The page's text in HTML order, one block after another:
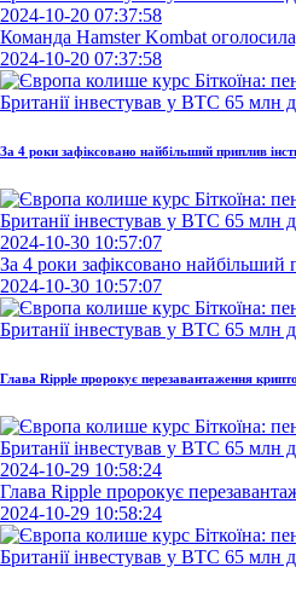
2024-10-20 07:37:58
Команда Hamster Kombat
2024-10-20 07:37:58
За 4 роки зафіксовано найбільший приплив
2024-10-30 10:57:07
За 4 роки зафіксовано найбільший
2024-10-30 10:57:07
Глава Ripple пророкує перезавантаження
2024-10-29 10:58:24
Глава Ripple пророкує
2024-10-29 10:58:24